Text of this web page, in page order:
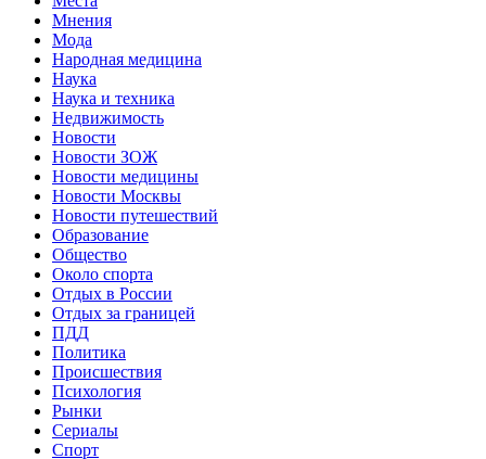
Мнения
Мода
Народная медицина
Наука
Наука и техника
Недвижимость
Новости
Новости ЗОЖ
Новости медицины
Новости Москвы
Новости путешествий
Образование
Общество
Около спорта
Отдых в России
Отдых за границей
ПДД
Политика
Происшествия
Психология
Рынки
Сериалы
Спорт